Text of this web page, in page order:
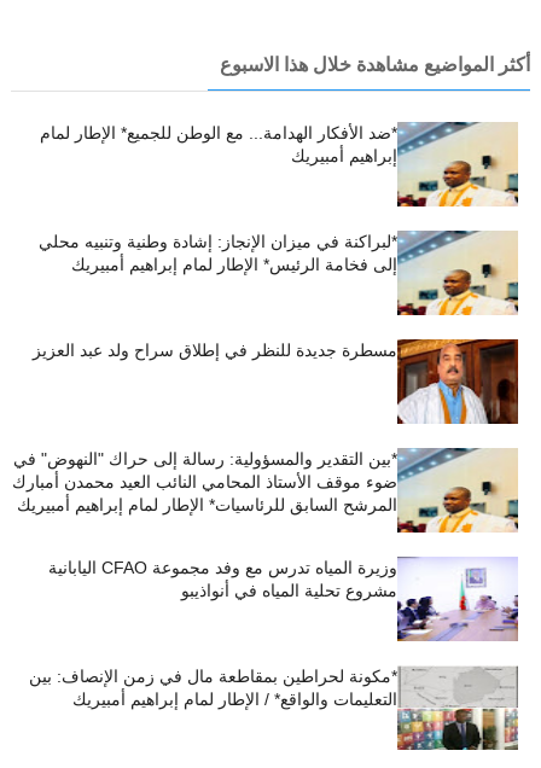
أكثر المواضيع مشاهدة خلال هذا الاسبوع
*ضد الأفكار الهدامة... مع الوطن للجميع* الإطار لمام
إبراهيم أمبيريك
*لبراكنة في ميزان الإنجاز: إشادة وطنية وتنبيه محلي
إلى فخامة الرئيس* الإطار لمام إبراهيم أمبيريك
مسطرة جديدة للنظر في إطلاق سراح ولد عبد العزيز
*بين التقدير والمسؤولية: رسالة إلى حراك "النهوض" في
ضوء موقف الأستاذ المحامي النائب العيد محمدن أمبارك
المرشح السابق للرئاسيات* الإطار لمام إبراهيم أمبيريك
وزيرة المياه تدرس مع وفد مجموعة CFAO اليابانية
مشروع تحلية المياه في أنواذيبو
*مكونة لحراطين بمقاطعة مال في زمن الإنصاف: بين
التعليمات والواقع* / الإطار لمام إبراهيم أمبيريك